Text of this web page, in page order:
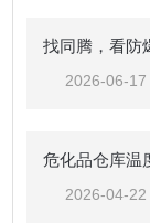
2026-06-17
2026-04-22